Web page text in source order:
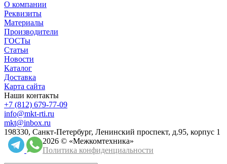
О компании
Реквизиты
Материалы
Производители
ГОСТы
Статьи
Новости
Каталог
Доставка
Карта сайта
Наши контакты
+7 (812) 679-77-09
info@mkt-rti.ru
mkt@inbox.ru
198330, Санкт-Петербург, Ленинский проспект, д.95, корпус 1
2026 © «Межкомтехника»
Политика конфиденциальности